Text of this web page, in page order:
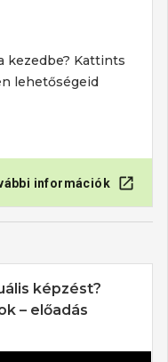
kezedbe? Kattints
lehetőségeid
információk
képzést?
– előadás